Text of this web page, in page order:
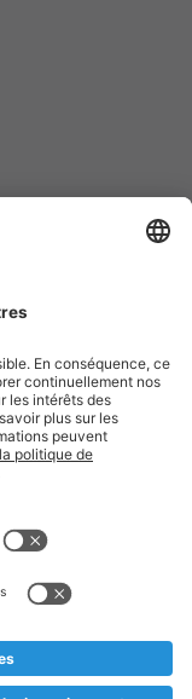
légales
jusqu'à
serions
et TVA incl.
a été adoptée